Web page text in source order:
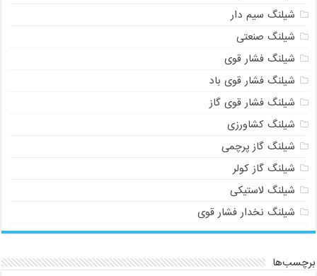
شیلنگ سیم دار
شیلنگ صنعتی
شیلنگ فشار قوی
شیلنگ فشار قوی باد
شیلنگ فشار قوی گاز
شیلنگ کشاورزی
شیلنگ گاز پرچمی
شیلنگ گاز کولر
شیلنگ لاستیکی
شیلنگ نخدار فشار قوی
برچسب‌ها